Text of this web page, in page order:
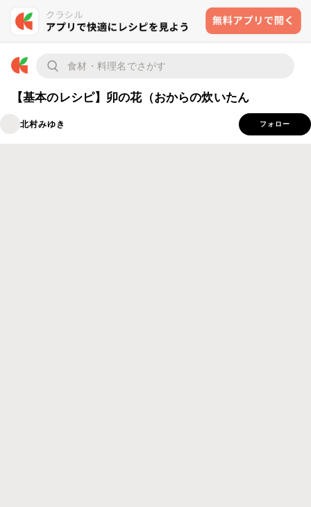
【基本のレシピ】卯の花（おからの炊いたん
北村みゆき フォロー